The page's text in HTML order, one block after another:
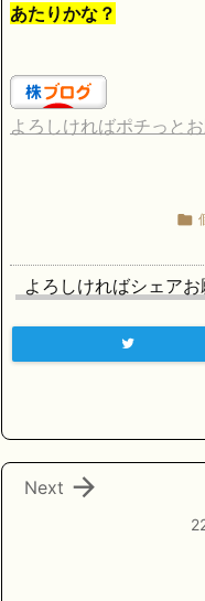
あたりかな？
よろしければポチっと

よろしければシェア

Next